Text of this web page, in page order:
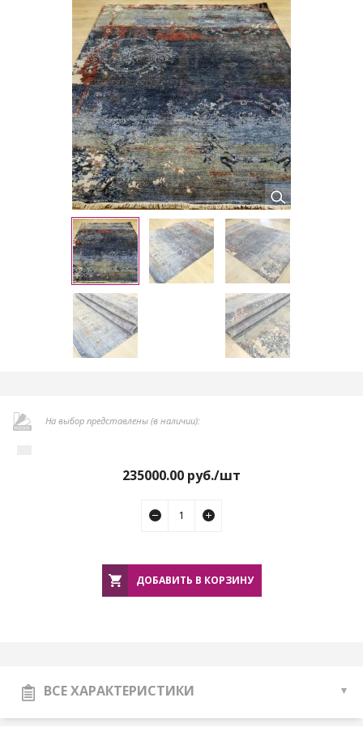
На выбор представлены (в наличии):
235000.00 руб./шт
ДОБАВИТЬ В КОРЗИНУ
ВСЕ ХАРАКТЕРИСТИКИ